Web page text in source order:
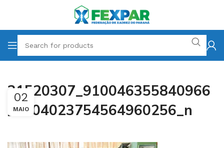
31520307_910046355840966
_5104023754564960256_n
02
MAIO